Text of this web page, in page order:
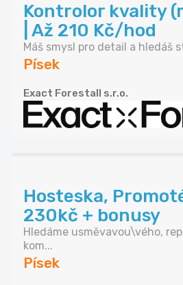
Kontrolor kvality
| Až 210 Kč/hod
Máš smysl pro detail a hledáš
Písek
Exact Forestall s.r.o.
Hosteska,
230kč + bonusy
Hledáme usměvavou\vého,
kom...
Písek